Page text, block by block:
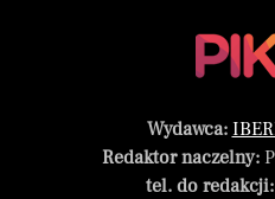
Wydawca:
Redaktor naczelny:
tel. do redakcji: